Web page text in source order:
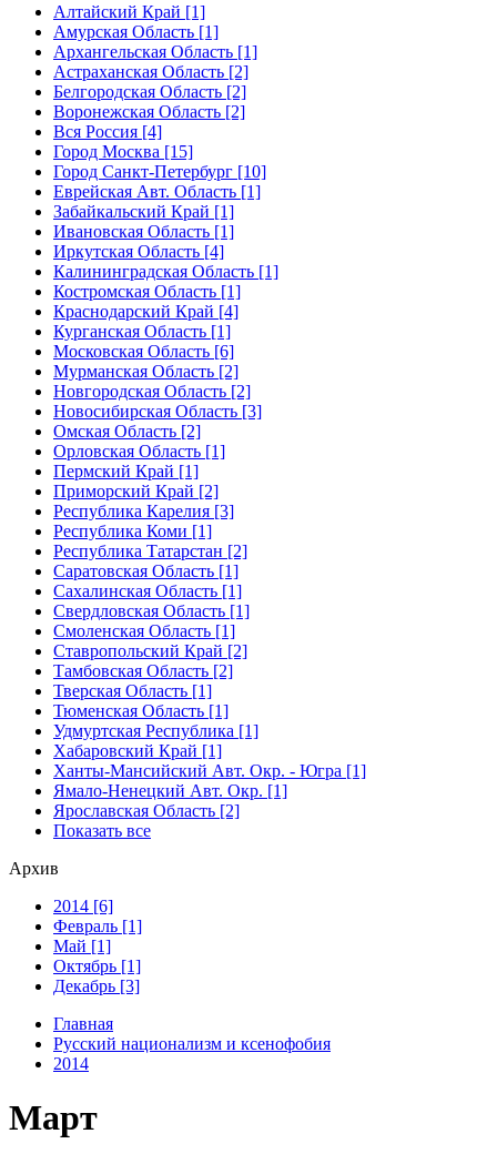
Алтайский Край [1]
Амурская Область [1]
Архангельская Область [1]
Астраханская Область [2]
Белгородская Область [2]
Воронежская Область [2]
Вся Россия [4]
Город Москва [15]
Город Санкт-Петербург [10]
Еврейская Авт. Область [1]
Забайкальский Край [1]
Ивановская Область [1]
Иркутская Область [4]
Калининградская Область [1]
Костромская Область [1]
Краснодарский Край [4]
Курганская Область [1]
Московская Область [6]
Мурманская Область [2]
Новгородская Область [2]
Новосибирская Область [3]
Омская Область [2]
Орловская Область [1]
Пермский Край [1]
Приморский Край [2]
Республика Карелия [3]
Республика Коми [1]
Республика Татарстан [2]
Саратовская Область [1]
Сахалинская Область [1]
Свердловская Область [1]
Смоленская Область [1]
Ставропольский Край [2]
Тамбовская Область [2]
Тверская Область [1]
Тюменская Область [1]
Удмуртская Республика [1]
Хабаровский Край [1]
Ханты-Мансийский Авт. Окр. - Югра [1]
Ямало-Ненецкий Авт. Окр. [1]
Ярославская Область [2]
Показать все
Архив
2014 [6]
Февраль [1]
Май [1]
Октябрь [1]
Декабрь [3]
Главная
Русский национализм и ксенофобия
2014
Март